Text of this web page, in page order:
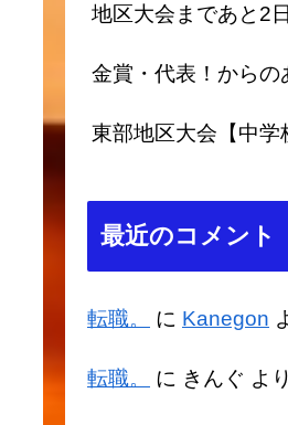
地区大会まであと2
金賞・代表！からの
東部地区大会【中学
最近のコメント
転職。 に Kanegon
転職。 に きんぐ より